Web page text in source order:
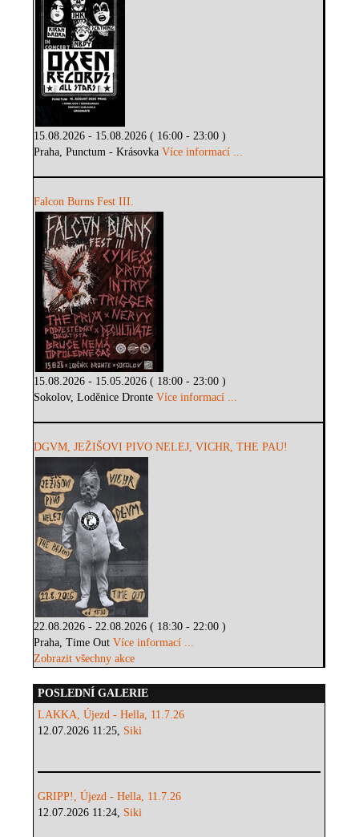
15.08.2026 - 15.08.2026 ( 16:00 - 23:00 )
Praha, Punctum - KrásovkaVíce informací ...
Falcon Burns Fest III.
15.08.2026 - 15.05.2026 ( 18:00 - 23:00 )
Sokolov, Loděnice DronteVíce informací ...
DGVM, JEŽIŠOVI PIVO NELEJ, VICHR, THE PAU!
22.08.2026 - 22.08.2026 ( 18:30 - 22:00 )
Praha, Time OutVíce informací ...
Zobrazit všechny akce
POSLEDNÍ GALERIE
LAKKA, Újezd - Hella, 11.7.26
12.07.2026 11:25, Siki
GRIPP!, Újezd - Hella, 11.7.26
12.07.2026 11:24, Siki